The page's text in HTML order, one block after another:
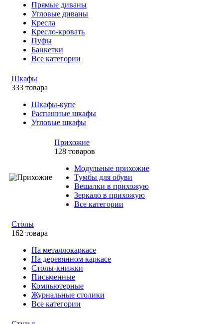
Прямые диваны
Угловые диваны
Кресла
Кресло-кровать
Пуфы
Банкетки
Все категории
Шкафы
333 товара
Шкафы-купе
Распашные шкафы
Угловые шкафы
Прихожие
128 товаров
Модульные прихожие
Тумбы для обуви
Вешалки в прихожую
Зеркало в прихожую
Все категории
Столы
162 товара
На металлокаркасе
На деревянном каркасе
Столы-книжки
Письменные
Компьютерные
Журнальные столики
Все категории